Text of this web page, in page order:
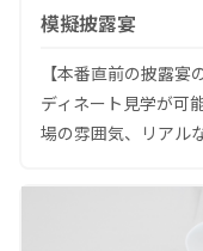
模擬披露宴
【本番直前の披露
ディネート見学が可
場の雰囲気、リアル